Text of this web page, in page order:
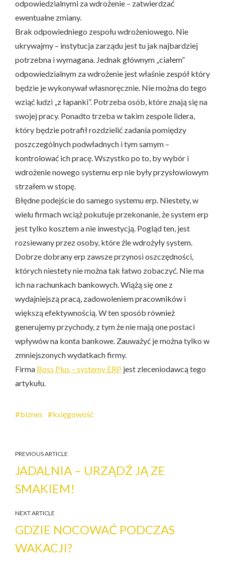
odpowiedzialnymi za wdrożenie – zatwierdzać
ewentualne zmiany.
Brak odpowiedniego zespołu wdrożeniowego. Nie
ukrywajmy – instytucja zarządu jest tu jak najbardziej
potrzebna i wymagana. Jednak głównym „ciałem”
odpowiedzialnym za wdrożenie jest właśnie zespół który
będzie je wykonywał własnoręcznie. Nie można do tego
wziąć ludzi „z łapanki”. Potrzeba osób, które znają się na
swojej pracy. Ponadto trzeba w takim zespole lidera,
który będzie potrafił rozdzielić zadania pomiędzy
poszczególnych podwładnych i tym samym –
kontrolować ich pracę. Wszystko po to, by wybór i
wdrożenie nowego systemu erp nie były przysłowiowym
strzałem w stopę.
Błędne podejście do samego systemu erp. Niestety, w
wielu firmach wciąż pokutuje przekonanie, że system erp
jest tylko kosztem a nie inwestycją. Pogląd ten, jest
rozsiewany przez osoby, które źle wdrożyły system.
Dobrze dobrany erp zawsze przynosi oszczędności,
których niestety nie można tak łatwo zobaczyć. Nie ma
ich na rachunkach bankowych. Wiążą się one z
wydajniejszą pracą, zadowoleniem pracowników i
większą efektywnością. W ten sposób również
generujemy przychody, z tym że nie mają one postaci
wpływów na konta bankowe. Zauważyć je można tylko w
zmniejszonych wydatkach firmy.
Firma Boss Plus – systemy ERP jest zleceniodawcą tego
artykułu.
biznes księgowość
PREVIOUS ARTICLE
JADALNIA – URZĄDŹ JĄ ZE
SMAKIEM!
NEXT ARTICLE
GDZIE NOCOWAĆ PODCZAS
WAKACJI?